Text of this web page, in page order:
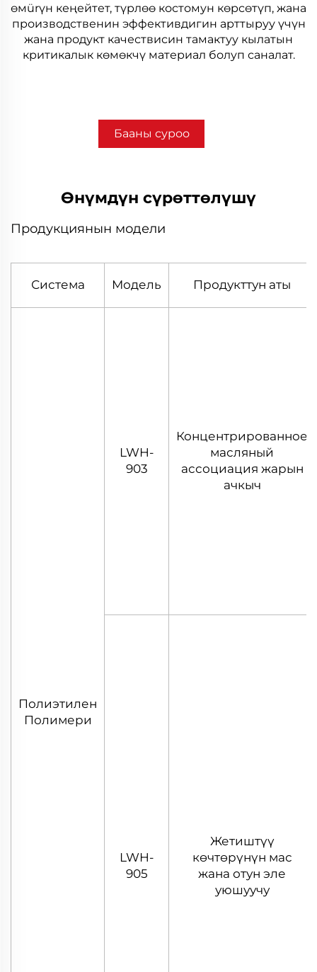
өмürүн кеңейтет, түрлөө костомун көрсөтүп, жана
производственин эффективдигин арттыруу үчүн
жана продукт качествисин тамактуу кылатын
критикалык көмөкчү материал болуп саналат.
Бааны суроо
Өнүмдүн сүрөттөлүшү
Продукциянын модели
Система Модель Продукттун аты
Полиэтилен
Полимери
LWH-
903
Концентрированное
масляный
ассоциация жарын
ачкыч
LWH-
905
Жетиштүү
көчтөрүнүн мас
жана отун эле
уюшуучу